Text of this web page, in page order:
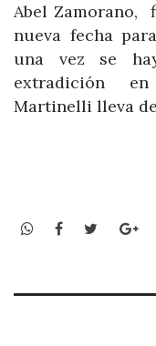
Abel Zamorano,
nueva fecha
una vez se
extradición
Martinelli lleva
WhatsApp
Facebook
Twitter